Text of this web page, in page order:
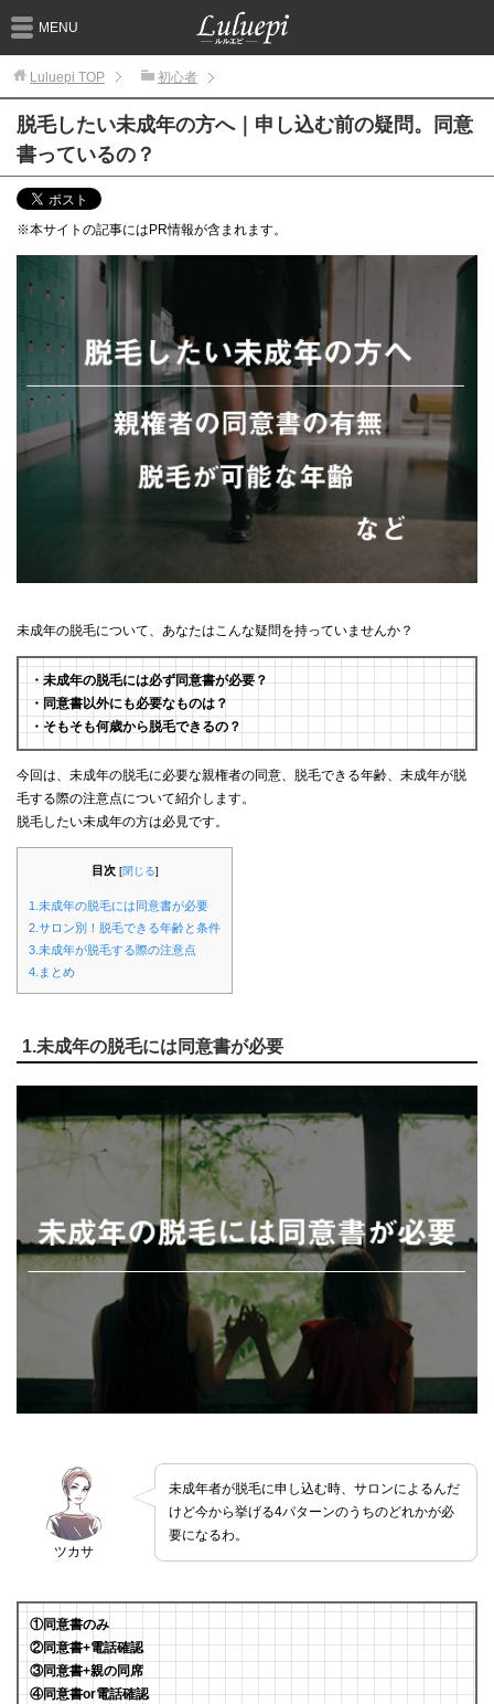
MENU
Luluepi TOP 初心者
脱毛したい未成年の方へ｜申し込む前の疑問。同意
書っているの？
※本サイトの記事にはPR情報が含まれます。
未成年の脱毛について、あなたはこんな疑問を持っていませんか？
・未成年の脱毛には必ず同意書が必要？
・同意書以外にも必要なものは？
・そもそも何歳から脱毛できるの？
今回は、未成年の脱毛に必要な親権者の同意、脱毛できる年齢、未成年が脱
毛する際の注意点について紹介します。
脱毛したい未成年の方は必見です。
目次 [閉じる]
1.未成年の脱毛には同意書が必要
2.サロン別！脱毛できる年齢と条件
3.未成年が脱毛する際の注意点
4.まとめ
1.未成年の脱毛には同意書が必要
ツカサ
未成年者が脱毛に申し込む時、サロンによるんだ
けど今から挙げる4パターンのうちのどれかが必
要になるわ。
①同意書のみ
②同意書+電話確認
③同意書+親の同席
④同意書or電話確認